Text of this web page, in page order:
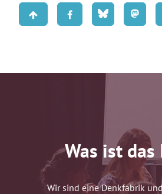
Was ist das
Wir sind eine Denkfabrik